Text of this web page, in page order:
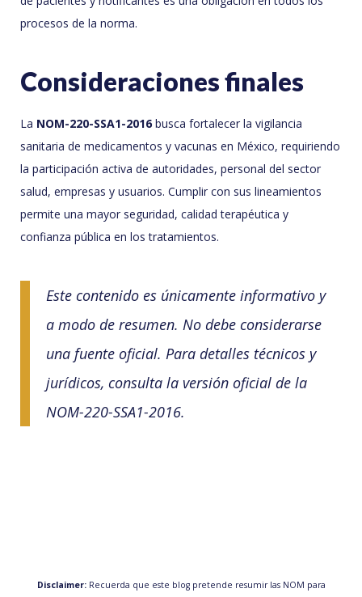
procesos de la norma.
Consideraciones finales
La NOM-220-SSA1-2016 busca fortalecer la vigilancia
sanitaria de medicamentos y vacunas en México, requiriendo
la participación activa de autoridades, personal del sector
salud, empresas y usuarios. Cumplir con sus lineamientos
permite una mayor seguridad, calidad terapéutica y
confianza pública en los tratamientos.
Este contenido es únicamente informativo y
a modo de resumen. No debe considerarse
una fuente oficial. Para detalles técnicos y
jurídicos, consulta la versión oficial de la
NOM-220-SSA1-2016.
Disclaimer: Recuerda que este blog pretende resumir las NOM para